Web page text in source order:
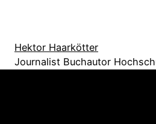
Hektor Haarkötter
Journalist Buchautor